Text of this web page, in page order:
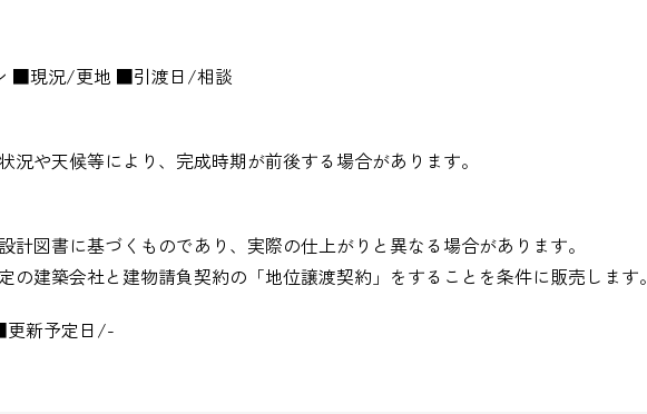
■現況/更地 ■引渡日/相談
や天候等により、完成時期が前後する場合があります。
図書に基づくものであり、実際の仕上がりと異なる場合があります。
建築会社と建物請負契約の「地位譲渡契約」をすることを条件に販売します。
新予定日/-